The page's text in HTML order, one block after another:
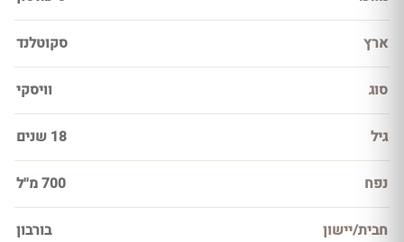
ארץ סקוטלנד
סוג וויסקי
גיל 18 שנים
נפח 700 מ''ל
חבית/יישון בורבון